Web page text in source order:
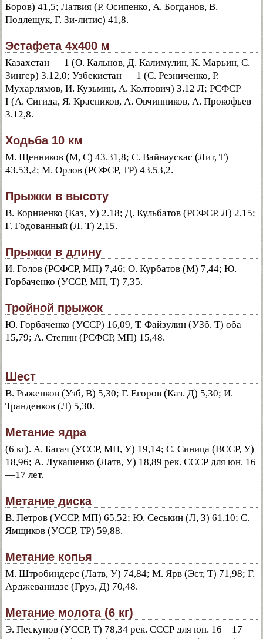
Боров) 41,5; Латвия (Р. Осипенко, А. Богданов, В.
Подлещук, Г. Зи-литис) 41,8.
Эстафета 4x400 м
Казахстан — 1 (О. Кальнов, Д. Калимулин, К. Марьин, С.
Зингер) 3.12,0; Узбекистан — 1 (С. Резниченко, Р.
Мухарлямов, И. Кузьмин, А. Колтович) 3.12 Л; РСФСР —
I (А. Сигида, Я. Красников, А. Овчинников, А. Прокофьев
3.12,8.
Ходьба 10 км
М. Щенников (М, С) 43.31,8; С. Вайнаускас (Лит, Т)
43.53,2; М. Орлов (РСФСР, ТР) 43.53,2.
Прыжки в высоту
В. Корниенко (Каз, У) 2.18; Д. Кульбатов (РСФСР, Л) 2,15;
Г. Годованный (Л, Т) 2,15.
Прыжки в длину
И. Голов (РСФСР, МП) 7,46; О. Курбатов (М) 7,44; Ю.
Горбаченко (УССР, МП, Т) 7,35.
Тройной прыжок
Ю. Горбаченко (УССР) 16,09, Т. Файзулин (УЗб. Т) оба —
15,79; А. Степин (РСФСР, МП) 15,48.
Шест
В. Рыженков (Узб, В) 5,30; Г. Егоров (Каз. Д) 5,30; И.
Транденков (Л) 5,30.
Метание ядра
(6 кг). А. Багач (УССР, МП, У) 19,14; С. Синица (ВССР, У)
18,96; А. Лукашенко (Латв, У) 18,89 рек. СССР для юн. 16
—17 лет.
Метание диска
В. Петров (УССР, МП) 65,52; Ю. Сеськин (Л, 3) 61,10; C.
Ямщиков (УССР, ТР) 59,88.
Метание копья
М. Штробиндерс (Латв, У) 74,84; М. Ярв (Эст, Т) 71,98; Г.
Арджеванидзе (Груз, Д) 70,48.
Метание молота (6 кг)
Э. Пескунов (УССР, Т) 78,34 рек. СССР для юн. 16—17